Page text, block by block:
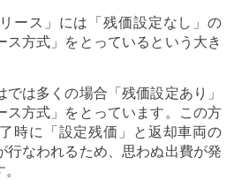
ース」には「残価設定なし」の
ス方式」をとっているという大き
は多くの場合「残価設定あり」
ス方式」をとっています。この方
時に「設定残価」と返却車両の
行なわれるため、思わぬ出費が発